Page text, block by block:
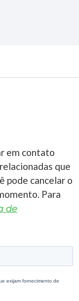
em contato
que
pode cancelar o
Para
de